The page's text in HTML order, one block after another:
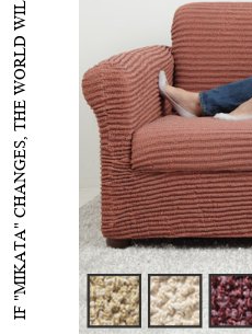
IF "MIKATA" CHANGES, THE WORLD WILL CHANGE